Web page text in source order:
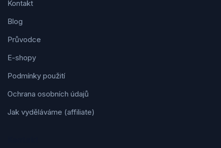
Kontakt
Blog
Průvodce
E-shopy
Podmínky použití
Ochrana osobních údajů
Jak vyděláváme (affiliate)